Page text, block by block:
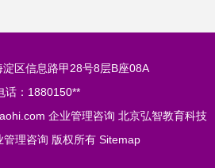
区信息路甲28号8层B座08A
话：1880150**
企业管理咨询 北京弘智教育科技
管理咨询 版权所有 Sitemap